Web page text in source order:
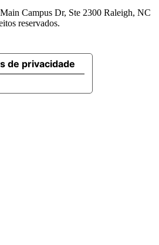
Campus Dr, Ste 2300 Raleigh, NC
reservados.
de privacidade